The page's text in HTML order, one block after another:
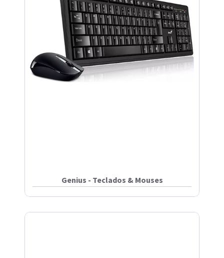
Genius - Teclados & Mouses